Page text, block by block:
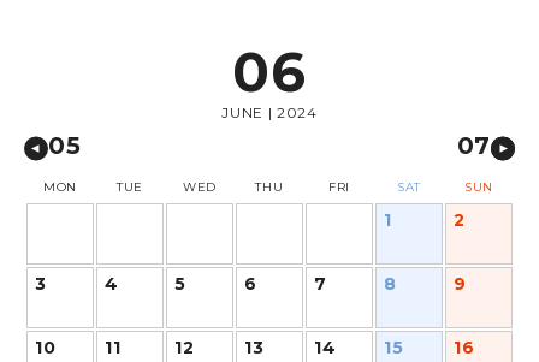
06
JUNE | 2024
05 07
MON TUE WED THU FRI SAT SUN
1 2
3 4 5 6 7 8 9
10 11 12 13 14 15 16